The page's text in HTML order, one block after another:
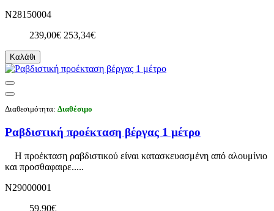
N28150004
239,00€ 253,34€
Καλάθι
Διαθεσιμότητα: Διαθέσιμο
Ραβδιστική προέκταση βέργας 1 μέτρο
Η προέκταση ραβδιστικού είναι κατασκευασμένη από αλουμίνιο
και προσθαφαιρε.....
N29000001
59,90€